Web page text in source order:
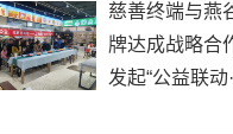
慈善终端与燕
牌达成战略合
发起“公益联动